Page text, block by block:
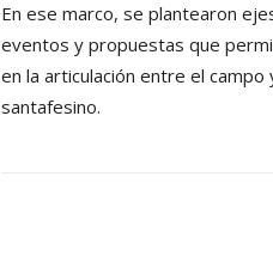
En ese marco, se plantearon
eventos y propuestas que
en la articulación entre el
santafesino.